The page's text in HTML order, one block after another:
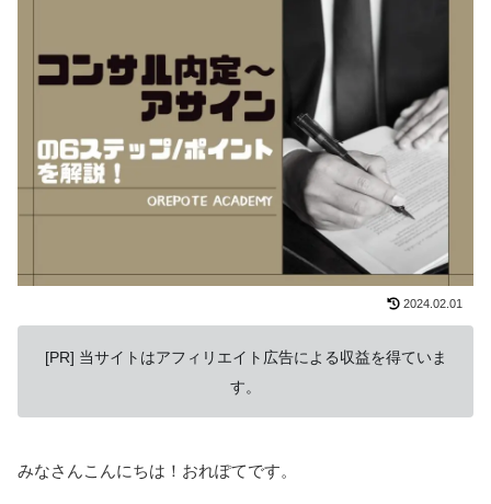
2024.02.01
[PR] 当サイトはアフィリエイト広告による収益を得ていま
す。
みなさんこんにちは！おれぽてです。